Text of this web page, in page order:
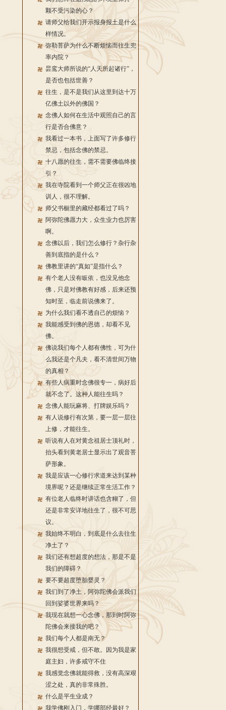
颗不受污染的心？
请师父给我们开示报身报土是什么
样情况。
弥勒菩萨为什么不断烦恼而往生兜
率内院？
昙鸾大师所说的“人天所起诸行”，
是否也包括世善？
往生，是不是我们从这里到达十万
亿佛土以外的佛国？
念佛人如何在生活中观照自己的言
行是否合佛意？
我看过一本书，上面写了许多修行
禁忌，包括念佛的禁忌。
十八愿的往生，需不需要佛临终接
引？
我在寺院看到一个师父正在很凶地
训人，很不理解。
师父书橱里的藏经都看过了吗？
阿弥陀佛愿力大，众生业力也厉害
啊。
念佛以后，我们怎么修行？杂行杂
善到底指的是什么？
佛教里讲的“真如”是指什么？
有个老人没有皈依，也没见他念
佛，只是对佛教有好感，后来还预
知时至，临走前说佛来了。
为什么我们看不透自己的烦恼？
我能感受到佛的恩德，却看不见
佛。
佛说我们每个人都有佛性，可为什
么我还是个凡夫，看不清世间万物
的真相？
有些人病重时念佛很专一，病好后
就不念了。这种人能往生吗？
念佛人能玩麻将、打牌娱乐吗？
有人说修行有次第，要一层一层往
上修，才能往生。
听说有人在对黄念祖居士顶礼时，
抬头看到黄老居士显示出了观音菩
萨形象。
我是应该一心修行求道来达到某种
境界呢？还是继续正常生活工作？
有位老人临终时讲话也含糊了，但
还是非常安详地往生了，很不可思
议。
我始终不明白，到底是什么去往生
净土了？
我们还有想超度的想法，那是不是
我们的障碍？
要不要超度堕胎婴灵？
我们到了净土，阿弥陀佛会派我们
回到娑婆世界来吗？
我现在就想一心念佛，那到时阿弥
陀佛会来接我的吧？
我们每个人都是南无？
我很想受戒，但不敢。因为我是家
庭主妇，许多戒守不住
我感觉念佛就能得救，没有高深艰
涩之处，真的非常殊胜。
什么是平生业成？
我学佛刚入门，学哪部经最好？